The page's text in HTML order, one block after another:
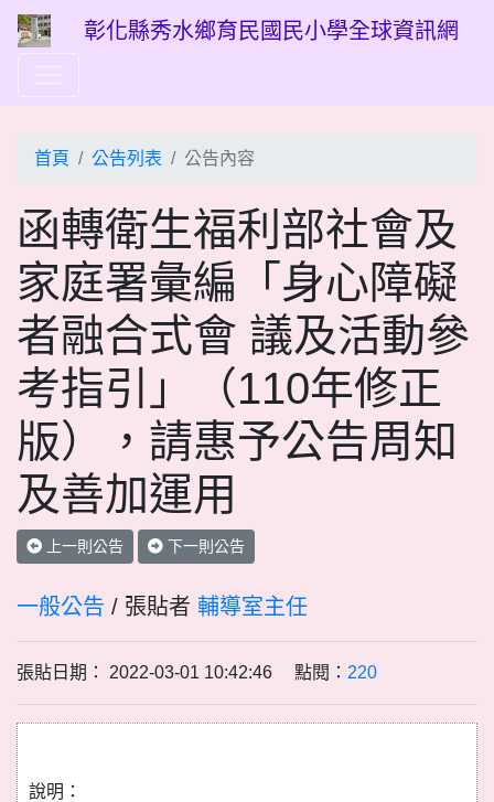
彰化縣秀水鄉育民國民小學全球資訊網
首頁 公告列表 公告內容
函轉衛生福利部社會及
家庭署彙編「身心障礙
者融合式會 議及活動參
考指引」（110年修正
版），請惠予公告周知
及善加運用
上一則公告 下一則公告
一般公告 / 張貼者 輔導室主任
張貼日期： 2022-03-01 10:42:46 點閱： 220
說明：